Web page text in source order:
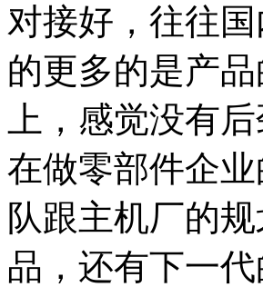
对接好，往往
的更多的是产
上，感觉没有
在做零部件企
队跟主机厂的
品，还有下一